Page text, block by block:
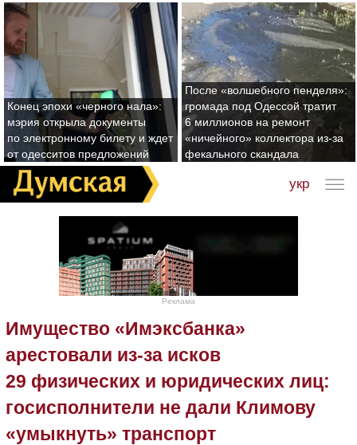
Конец эпохи «черного нала»:
мэрия открыла документы
по электронному билету и ждет
от одесситов предложений
После «волшебного пенделя»:
громада под Одессой тратит
6 миллионов на ремонт
«ничейного» коллектора из-за
фекального скандала
укр
Реклама
Имущество «Имэксбанка»
арестовали из-за исков
29 физических и юридических лиц:
госисполнители не дали Климову
«умыкнуть» транспорт